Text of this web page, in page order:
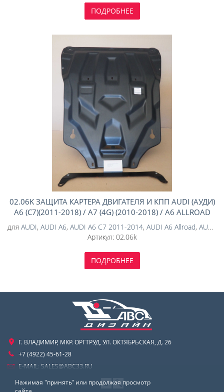
ПОДРОБНЕЕ
02.06K ЗАЩИТА КАРТЕРА ДВИГАТЕЛЯ И КПП AUDI (АУДИ)
A6 (C7)(2011-2018) / A7 (4G) (2010-2018) / A6 ALLROAD
(C7) (2011-2018); V-ВСЕ;4WD; 2WD (КОМПОЗИТ 8 ММ)
для AUDI, AUDI A6, AUDI A6 C7 2011-2014, AUDI A6 Allroad, AUDI A6 Allroad C7 2012-2014
Артикул: 02.06k
ПОДРОБНЕЕ
Г. ВЛАДИМИР, МКР. ОРГТРУД, УЛ. ОКТЯБРЬСКАЯ, Д. 26
+7 (4922) 45-61-28
E-MAIL: SALES@ABC33.RU
Нажимая "принять" или продолжая просмотр